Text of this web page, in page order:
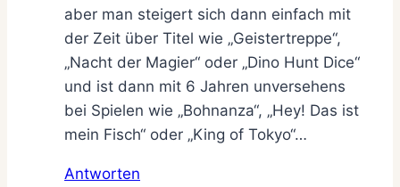
aber man steigert sich dann einfach mit
der Zeit über Titel wie „Geistertreppe“,
„Nacht der Magier“ oder „Dino Hunt Dice“
und ist dann mit 6 Jahren unversehens
bei Spielen wie „Bohnanza“, „Hey! Das ist
mein Fisch“ oder „King of Tokyo“…
Antworten